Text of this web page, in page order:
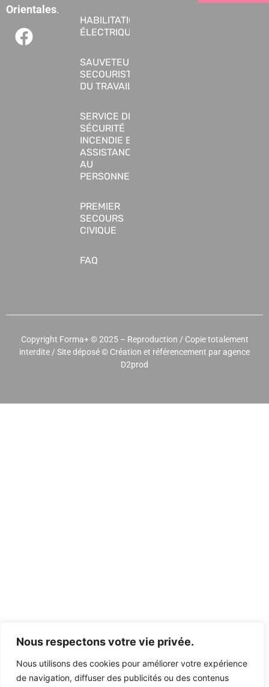
Nous respectons votre vie privée.
Nous utilisons des cookies pour améliorer votre expérience
de navigation, diffuser des publicités ou des contenus
Orientales.
HABILITATION
ÉLECTRIQUE
SAUVETEUR
SECOURISTE
DU TRAVAIL
SERVICE DE
SÉCURITÉ
INCENDIE ET
ASSISTANCE
AU
PERSONNE
PREMIER
SECOURS
CIVIQUE
FAQ
Copyright Forma+ © 2025 – Reproduction / Copie totalement
interdite / Site déposé © Création et référencement par agence
D2prod